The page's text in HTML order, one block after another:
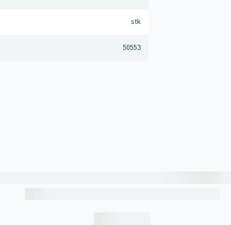
stk
50553